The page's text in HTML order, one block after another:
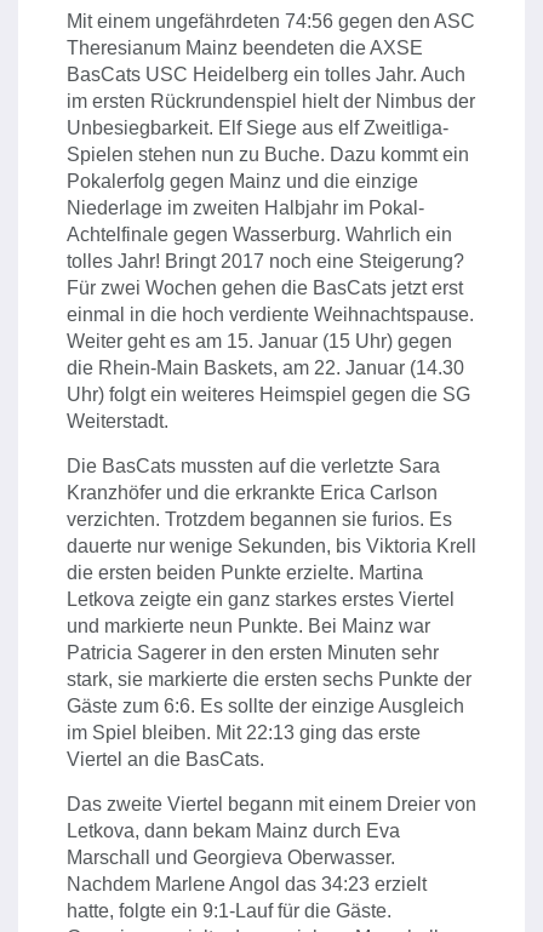
Mit einem ungefährdeten 74:56 gegen den ASC
Theresianum Mainz beendeten die AXSE
BasCats USC Heidelberg ein tolles Jahr. Auch
im ersten Rückrundenspiel hielt der Nimbus der
Unbesiegbarkeit. Elf Siege aus elf Zweitliga-
Spielen stehen nun zu Buche. Dazu kommt ein
Pokalerfolg gegen Mainz und die einzige
Niederlage im zweiten Halbjahr im Pokal-
Achtelfinale gegen Wasserburg. Wahrlich ein
tolles Jahr! Bringt 2017 noch eine Steigerung?
Für zwei Wochen gehen die BasCats jetzt erst
einmal in die hoch verdiente Weihnachtspause.
Weiter geht es am 15. Januar (15 Uhr) gegen
die Rhein-Main Baskets, am 22. Januar (14.30
Uhr) folgt ein weiteres Heimspiel gegen die SG
Weiterstadt.
Die BasCats mussten auf die verletzte Sara
Kranzhöfer und die erkrankte Erica Carlson
verzichten. Trotzdem begannen sie furios. Es
dauerte nur wenige Sekunden, bis Viktoria Krell
die ersten beiden Punkte erzielte. Martina
Letkova zeigte ein ganz starkes erstes Viertel
und markierte neun Punkte. Bei Mainz war
Patricia Sagerer in den ersten Minuten sehr
stark, sie markierte die ersten sechs Punkte der
Gäste zum 6:6. Es sollte der einzige Ausgleich
im Spiel bleiben. Mit 22:13 ging das erste
Viertel an die BasCats.
Das zweite Viertel begann mit einem Dreier von
Letkova, dann bekam Mainz durch Eva
Marschall und Georgieva Oberwasser.
Nachdem Marlene Angol das 34:23 erzielt
hatte, folgte ein 9:1-Lauf für die Gäste.